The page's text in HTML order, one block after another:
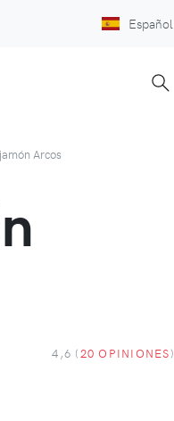
Español
Arcos
4,6 (20 OPINIONES)